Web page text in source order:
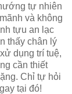
tự nhiên
và không
tựu an lạc
thấy chân lý
dụng trí tuệ,
cần thiết
Chỉ tự hỏi
tại đó!